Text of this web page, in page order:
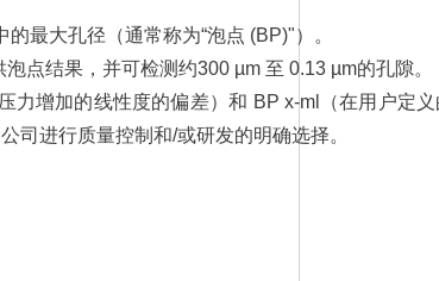
最大孔径（通常称为“泡点 (BP)"）。
点结果，并可检测约300 µm 至 0.13 µm的孔隙。
增加的线性度的偏差）和 BP x-ml（在用户定
司进行质量控制和/或研发的明确选择。